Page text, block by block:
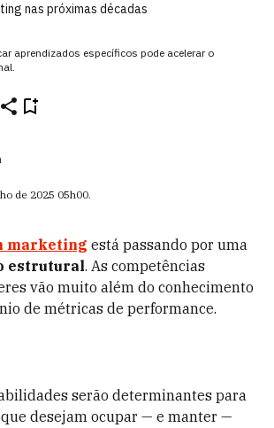
nas próximas décadas
aprendizados específicos pode acelerar o
de 2025 05h00.
marketing está passando por uma
estrutural. As competências
vão muito além do conhecimento
de métricas de performance.
serão determinantes para
desejam ocupar — e manter —